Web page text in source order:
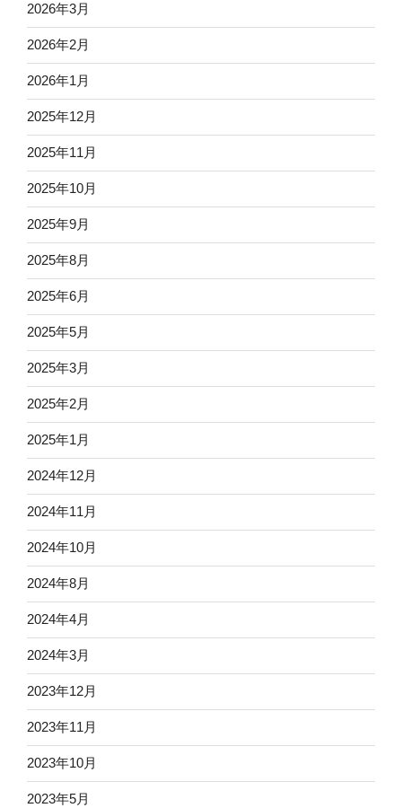
2026年3月
2026年2月
2026年1月
2025年12月
2025年11月
2025年10月
2025年9月
2025年8月
2025年6月
2025年5月
2025年3月
2025年2月
2025年1月
2024年12月
2024年11月
2024年10月
2024年8月
2024年4月
2024年3月
2023年12月
2023年11月
2023年10月
2023年5月